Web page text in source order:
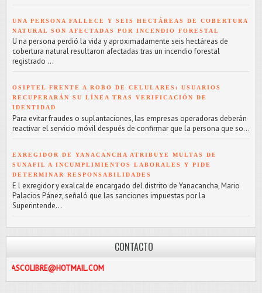
UNA PERSONA FALLECE Y SEIS HECTÁREAS DE COBERTURA
NATURAL SON AFECTADAS POR INCENDIO FORESTAL
U na persona perdió la vida y aproximadamente seis hectáreas de
cobertura natural resultaron afectadas tras un incendio forestal
registrado ...
OSIPTEL FRENTE A ROBO DE CELULARES: USUARIOS
RECUPERARÁN SU LÍNEA TRAS VERIFICACIÓN DE
IDENTIDAD
Para evitar fraudes o suplantaciones, las empresas operadoras deberán
reactivar el servicio móvil después de confirmar que la persona que so...
EXREGIDOR DE YANACANCHA ATRIBUYE MULTAS DE
SUNAFIL A INCUMPLIMIENTOS LABORALES Y PIDE
DETERMINAR RESPONSABILIDADES
E l exregidor y exalcalde encargado del distrito de Yanacancha, Mario
Palacios Pánez, señaló que las sanciones impuestas por la
Superintende...
CONTACTO